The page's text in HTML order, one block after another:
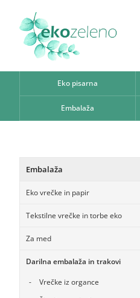
Eko pisarna
Embalaža
Embalaža
Eko vrečke in papir
Tekstilne vrečke in torbe eko
Za med
Darilna embalaža in trakovi
Vrečke iz organce